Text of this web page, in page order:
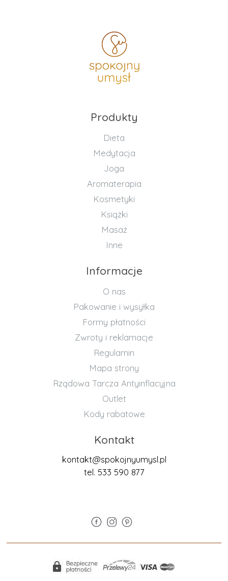
Produkty
Dieta
Medytacja
Joga
Aromaterapia
Kosmetyki
Książki
Masaż
Inne
Informacje
O nas
Pakowanie i wysyłka
Formy płatności
Zwroty i reklamacje
Regulamin
Mapa strony
Rządowa Tarcza Antyinflacyjna
Outlet
Kody rabatowe
Kontakt
kontakt@spokojnyumysl.pl
tel. 533 590 877